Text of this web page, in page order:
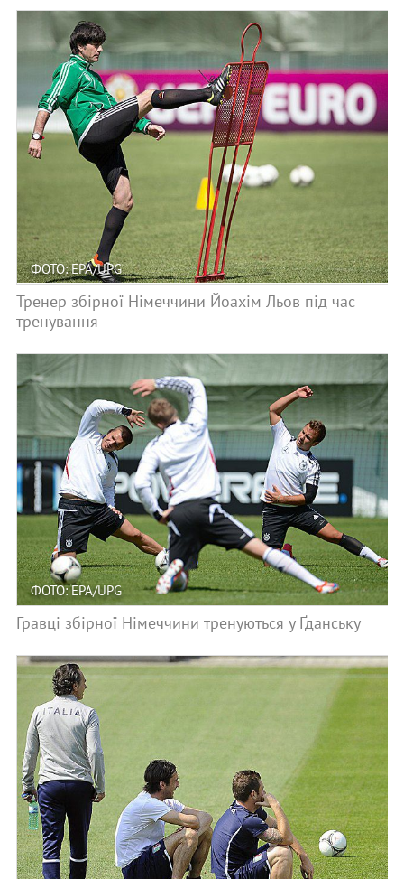
ФОТО: EPA/UPG
Тренер збірної Німеччини Йоахім Льов під час
тренування
ФОТО: EPA/UPG
Гравці збірної Німеччини тренуються у Ґданську